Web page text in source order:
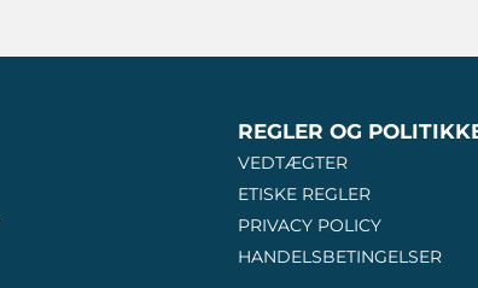
REGLER OG
VEDTÆGTER
ETISKE REGLER
PRIVACY POLICY
HANDELSBETINGELSER